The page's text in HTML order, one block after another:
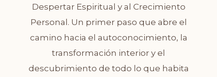
Despertar Espiritual y al Crecimiento
Personal. Un primer paso que abre el
camino hacia el autoconocimiento, la
transformación interior y el
descubrimiento de todo lo que habita